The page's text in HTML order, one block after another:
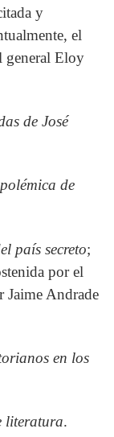
y
el
general Eloy
de José
de
país secreto;
por el
Jaime Andrade
en los
literatura.